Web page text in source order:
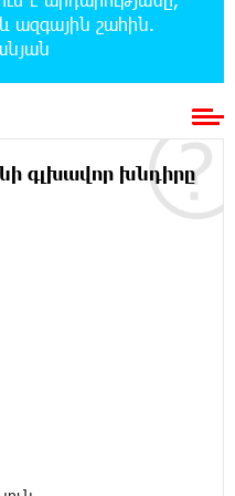
նկատմամբ
գործընթացը
ուղիղ միջամտություն
ժողովում այս
է Արամ Վարդևանյանի՝
անհնար է․
կալանավորել են
ազգային շահին.
գլխավոր խնդիրը